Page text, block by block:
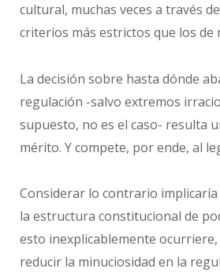
cultural, muchas veces a través
criterios más estrictos que los de
La decisión sobre hasta dónde
regulación -salvo extremos
supuesto, no es el caso- resulta
mérito. Y compete, por ende, al
Considerar lo contrario
la estructura constitucional de
esto inexplicablemente
reducir la minuciosidad en la